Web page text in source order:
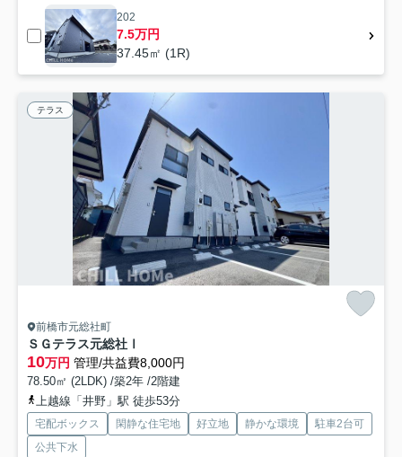
202
7.5万円
37.45㎡ (1R)
テラス
前橋市元総社町
ＳＧテラス元総社Ⅰ
10万円 管理/共益費8,000円
78.50㎡ (2LDK) /築2年 /2階建
上越線「井野」駅 徒歩53分
宅配ボックス 閑静な住宅地 好立地 静かな環境
駐車2台可
公共下水